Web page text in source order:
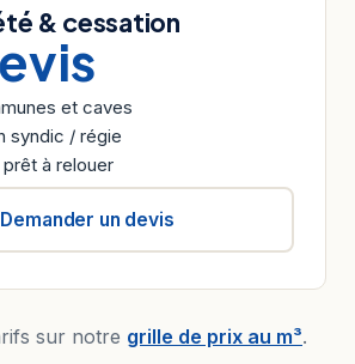
& cessation
et caves
syndic / régie
à relouer
Demander un devis
sur notre grille de prix au m³.